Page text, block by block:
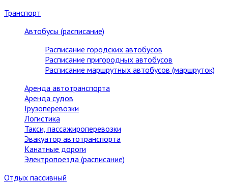
Транспорт
Автобусы (расписание)
Расписание городских автобусов
Расписание пригородных автобусов
Расписание маршрутных автобусов (маршруток)
Аренда автотранспорта
Аренда судов
Грузоперевозки
Логистика
Такси, пассажироперевозки
Эвакуатор автотранспорта
Канатные дороги
Электропоезда (расписание)
Отдых пассивный